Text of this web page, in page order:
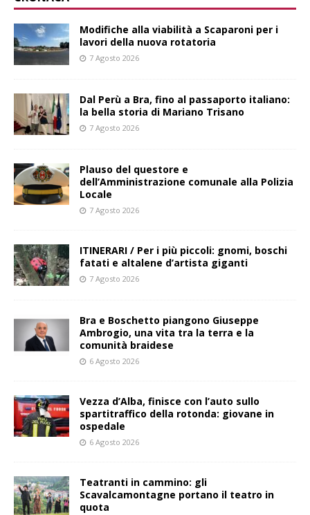
Modifiche alla viabilità a Scaparoni per i
lavori della nuova rotatoria
7 Agosto 2026
​Dal Perù a Bra, fino al passaporto italiano:
la bella storia di Mariano Trisano
7 Agosto 2026
Plauso del questore e
dell’Amministrazione comunale alla Polizia
Locale
7 Agosto 2026
ITINERARI / Per i più piccoli: gnomi, boschi
fatati e altalene d’artista giganti
7 Agosto 2026
Bra e Boschetto piangono Giuseppe
Ambrogio, una vita tra la terra e la
comunità braidese
6 Agosto 2026
Vezza d’Alba, finisce con l’auto sullo
spartitraffico della rotonda: giovane in
ospedale
6 Agosto 2026
Teatranti in cammino: gli
Scavalcamontagne portano il teatro in
quota